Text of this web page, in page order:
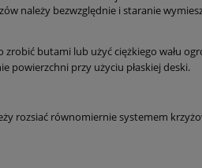
należy bezwzględnie i staranie
butami lub użyć ciężkiego wału
powierzchni przy użyciu płaskiej deski.
rozsiać równomiernie systemem